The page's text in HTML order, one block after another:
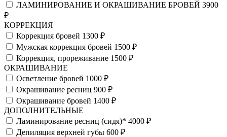
ЛАМИНИРОВАНИЕ И ОКРАШИВАНИЕ БРОВЕЙ 3900
₽
КОРРЕКЦИЯ
Коррекция бровей 1300 ₽
Мужская коррекция бровей 1500 ₽
Коррекция, прореживание 1500 ₽
ОКРАШИВАНИЕ
Осветление бровей 1000 ₽
Окрашивание ресниц 900 ₽
Окрашивание бровей 1400 ₽
ДОПОЛНИТЕЛЬНЫЕ
Ламинирование ресниц (сидя)* 4000 ₽
Депиляция верхней губы 600 ₽